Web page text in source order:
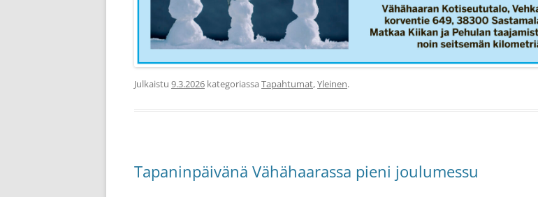
Julkaistu 9.3.2026 kategoriassa Tapahtumat,Yleinen.
Tapaninpäivänä Vähähaarassa pieni joulumessu